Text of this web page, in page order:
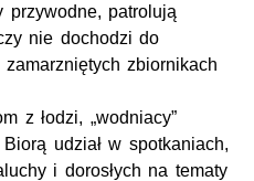
przywodne, patrolują
nie dochodzi do
zbiornikach
z łodzi, „wodniacy”
udział w spotkaniach,
i dorosłych na tematy